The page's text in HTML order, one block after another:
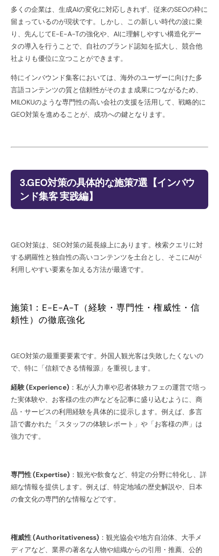
多くの企業は、生成AIの変化に対応しきれず、従来のSEOの枠に
留まっているのが現状です。しかし、この新しい時代の波に乗
り、先んじてE-E-A-Tの強化や、AIに理解しやすい構造化デー
タの導入を行うことで、自社のブランド認知を拡大し、競合他
社よりも優位に立つことができます。
特にインバウンド集客においては、海外のユーザーに向けた多
言語コンテンツの質と信頼性がそのまま成果につながるため、
MILOKUのような専門性の高い会社の支援を活用して、戦略的に
GEO対策を進めることが、成功への鍵となります。
3.GEO対策の具体的な施策7選【インバウ
ンド集客 実践編】
GEO対策は、SEO対策の延長線上にあります。検索クエリに対
する網羅性と独自性の高いコンテンツを土台とし、そこにAIが
利用しやすい要素を加える方法が最適です。
施策1：E-E-A-T（経験・専門性・権威性・信
頼性）の徹底強化
GEO対策の最重要要素です。外国人観光客は失敗したくないの
で、特に「信頼できる情報源」を重視します。
経験 (Experience) ：私が人力車や忍者体験カフェの運営で培っ
た実体験や、お客様の生の声などを記事に盛り込むように、商
品・サービスの利用経験を具体的に提示します。例えば、多言
語で書かれた「スタッフの体験レポート」や「お客様の声」は
強力です。
専門性 (Expertise) ：観光や飲食など、特定の分野に特化し、詳
細な情報を提供します。例えば、特定地域の歴史解説や、日本
の食文化の専門的な情報などです。
権威性 (Authoritativeness) ：観光協会や地方自治体、大手メ
ディアなど、業界の著名な人物や組織からの引用・推薦、公的